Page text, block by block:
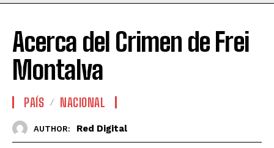
Acerca del Crimen de Frei
Montalva
PAÍS NACIONAL
AUTHOR: Red Digital